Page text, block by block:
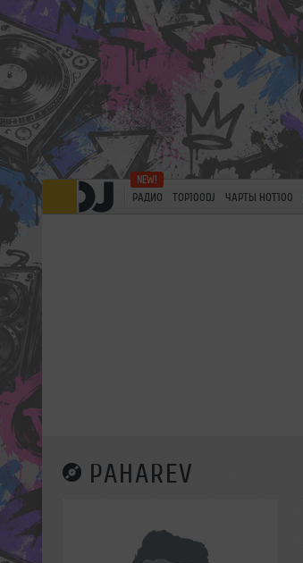
РАДИО TOP100DJ ЧАРТЫ HOT100
PAHAREV